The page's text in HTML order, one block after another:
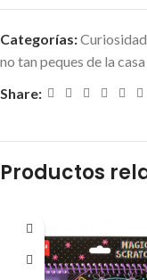
Categorías:
no tan peques de la casa
Share:
Productos